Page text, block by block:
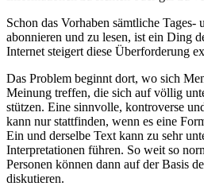
Schon das Vorhaben sämtliche Tages-
abonnieren und zu lesen, ist ein Ding
Internet steigert diese Überforderung
Das Problem beginnt dort, wo sich
Meinung treffen, die sich auf völlig
stützen. Eine sinnvolle, kontroverse
kann nur stattfinden, wenn es eine
Ein und derselbe Text kann zu sehr
Interpretationen führen. So weit so
Personen können dann auf der Basis
diskutieren.